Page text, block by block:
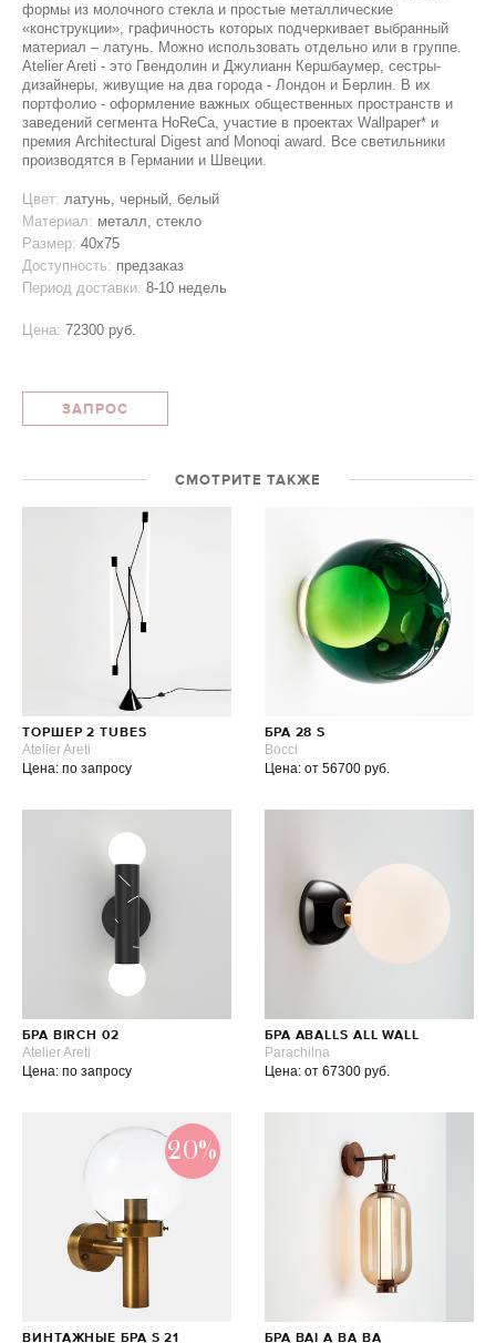
формы из молочного стекла и простые металлические
«конструкции», графичность которых подчеркивает выбранный
материал – латунь. Можно использовать отдельно или в группе.
Atelier Areti - это Гвендолин и Джулианн Кершбаумер, сестры-
дизайнеры, живущие на два города - Лондон и Берлин. В их
портфолио - оформление важных общественных пространств и
заведений сегмента HoReCa, участие в проектах Wallpaper* и
премия Architectural Digest and Monoqi award. Все светильники
производятся в Германии и Швеции.
Цвет: латунь, черный, белый
Материал: металл, стекло
Размер: 40x75
Доступность: предзаказ
Период доставки: 8-10 недель
Цена: 72300 руб.
ЗАПРОС
СМОТРИТЕ ТАКЖЕ
ТОРШЕР 2 TUBES
Atelier Areti
Цена: по запросу
БРА 28 S
Bocci
Цена: от 56700 руб.
БРА BIRCH 02
Atelier Areti
Цена: по запросу
БРА ABALLS ALL WALL
Parachilna
Цена: от 67300 руб.
20%
ВИНТАЖНЫЕ БРА S 21 БРА BAI A BA BA